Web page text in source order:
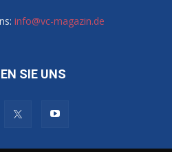
info@vc-magazin.de
SIE UNS